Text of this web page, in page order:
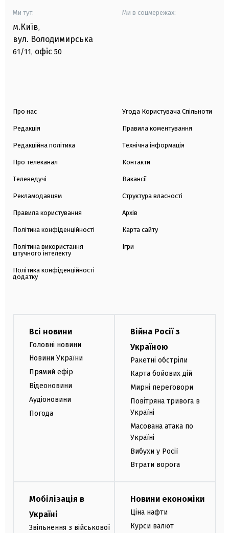
Ми тут:
м.Київ,
вул. Володимирська
61/11, офіс 50
Ми в соцмережах:
Про нас
Редакція
Редакційна політика
Про телеканал
Телеведучі
Рекламодавцям
Правила користування
Політика конфіденційності
Політика використання
штучного інтелекту
Політика конфіденційності
додатку
Угода Користувача Спільноти
Правила коментування
Технічна інформація
Контакти
Вакансії
Структура власності
Архів
Карта сайту
Ігри
Всі новини
Головні новини
Новини України
Прямий ефір
Відеоновини
Аудіоновини
Погода
Війна Росії з
Україною
Ракетні обстріли
Карта бойових дій
Мирні переговори
Повітряна тривога в
Україні
Масована атака по
Україні
Вибухи у Росії
Втрати ворога
Мобілізація в
Україні
Звільнення з військової
Новини економіки
Ціна нафти
Курси валют